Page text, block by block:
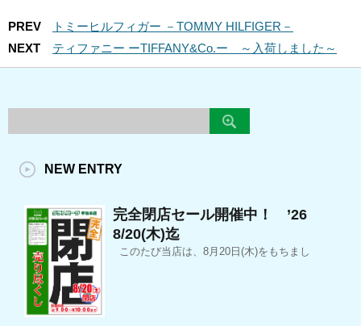
PREV
トミーヒルフィガー －TOMMY HILFIGER－
NEXT
ティファニー ーTIFFANY&Co.ー ～入荷しました～
NEW ENTRY
完全閉店セール開催中！ ’26
8/20(木)迄
このたび当店は、8月20日(木)をもちまし